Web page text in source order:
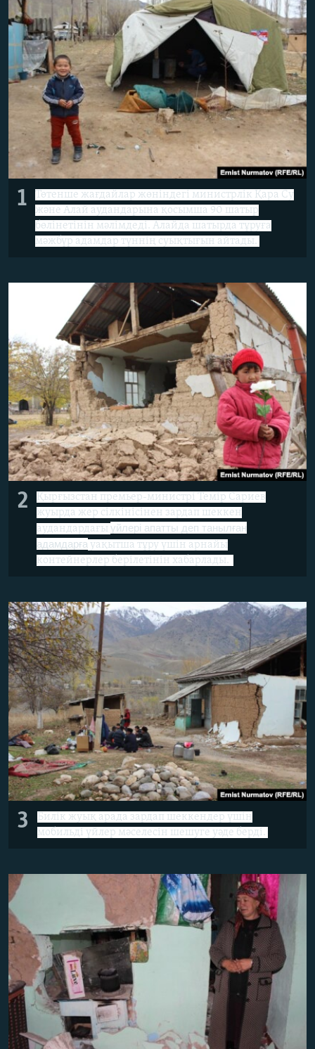
ЖАЗЫЛЫҢЫЗ
Басқа тілдерде
1
Төтенше жағдайлар жөніндегі министрлік Қара Су
және Алай аудандарына қосымша 90 шатыр
бөлінетінін мәлімдеді. Алайда шатырда тұруға
мәжбүр адамдар түннің суықтығын айтады.
2
Қырғызстан премьер-министрі Темір Сариев
жуырда жер сілкінісінен зардап шеккен
аудандардағы үйлері апатты деп танылған
адамдарға уақытша тұру үшін арнайы
контейнерлер берілетінін хабарлады.
3
Билік жуық арада зардап шеккендер үшін
мобильді үйлер мәселесін шешуге уәде берді.